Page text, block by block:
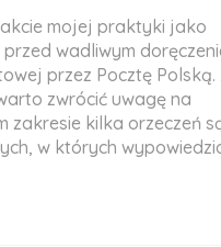
mojej praktyki jako
wadliwym
przez Pocztę Polską.
zwrócić uwagę na
zakresie kilka orzeczeń
w których